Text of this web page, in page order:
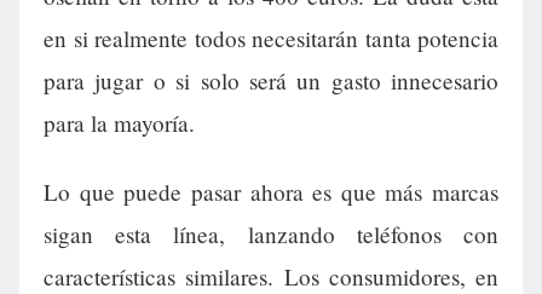
en si realmente todos necesitarán tanta potencia
para jugar o si solo será un gasto innecesario
para la mayoría.
Lo que puede pasar ahora es que más marcas
sigan esta línea, lanzando teléfonos con
características similares. Los consumidores, en